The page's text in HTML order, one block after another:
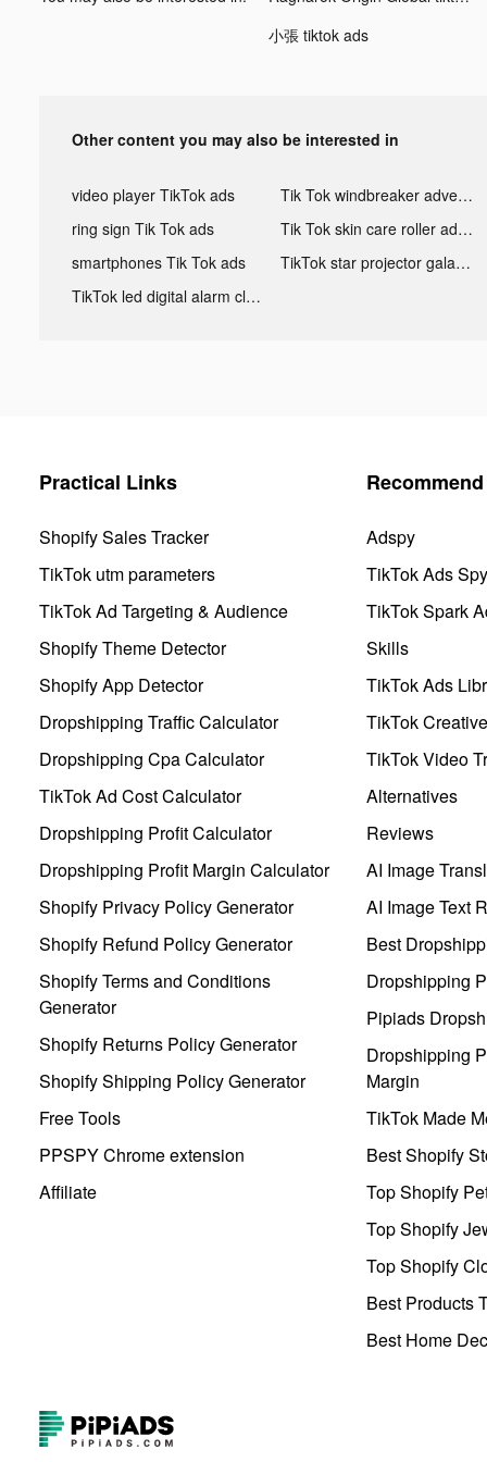
小張 tiktok ads
Other content you may also be interested in
video player TikTok ads
Tik Tok windbreaker advertising
ring sign Tik Tok ads
Tik Tok skin care roller advertising
smartphones Tik Tok ads
TikTok star projector galaxy night light bluetooth ads
TikTok led digital alarm clock ads
Practical Links
Shopify Sales Tracker
TikTok utm parameters
TikTok Ad Targeting & Audience
Shopify Theme Detector
Shopify App Detector
Dropshipping Traffic Calculator
Dropshipping Cpa Calculator
TikTok Ad Cost Calculator
Dropshipping Profit Calculator
Dropshipping Profit Margin Calculator
Shopify Privacy Policy Generator
Shopify Refund Policy Generator
Shopify Terms and Conditions
Generator
Shopify Returns Policy Generator
Shopify Shipping Policy Generator
Free Tools
PPSPY Chrome extension
Affiliate
Adspy
TikTok Ads Spy
TikTok Spark
Skills
TikTok Ads
TikTok
TikTok Video
Alternatives
Reviews
AI Image
AI Image Text
Best
Dropshipping
Pipiads
Dropshipping
Margin
TikTok Made
Best Shopify
Top Shopify
Top Shopify
Top Shopify
Best Products
Best Home